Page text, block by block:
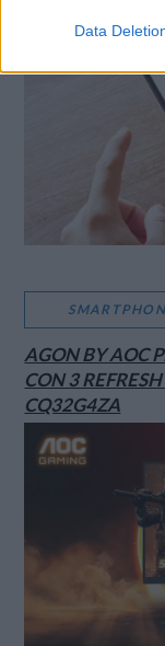
Data
AGON BY AOC
CON 3
CQ32G4ZA